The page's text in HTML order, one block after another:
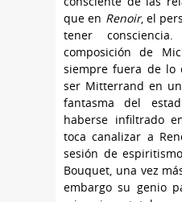
que en Renoir, el
tener
composición de
siempre fuera de lo
ser Mitterrand en
fantasma del
haberse infiltrado
toca canalizar a
sesión de
Bouquet, una vez
embargo su genio